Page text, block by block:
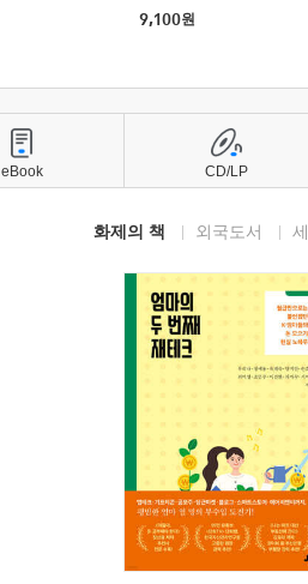
9,100원
화제의 책 외국도서
eBook CD/LP